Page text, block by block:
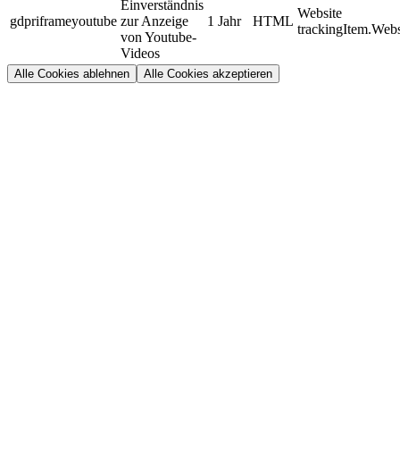
gdpriframeyoutube
Einverständnis
zur Anzeige
von Youtube-
Videos
1 Jahr HTML
Website
Alle Cookies ablehnen Alle Cookies akzeptieren